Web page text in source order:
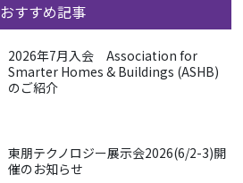
おすすめ記事
2026年7月入会 Association for
Smarter Homes & Buildings (ASHB)
のご紹介
東朋テクノロジー展示会2026(6/2-3)開
催のお知らせ